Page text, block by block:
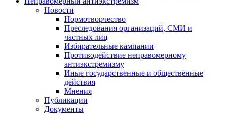
Новости
Нормотворчество
Преследования организаций, СМИ и
частных лиц
Избирательные кампании
Противодействие неправомерному
антиэкстремизму
Иные государственные и общественные
действия
Мнения
Публикации
Документы